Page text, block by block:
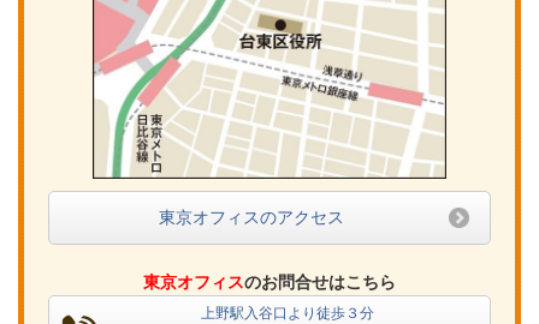
東京オフィスのアクセス
東京オフィスのお問合せはこちら
上野駅入谷口より徒歩３分